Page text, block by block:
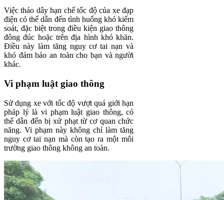
Việc tháo dây hạn chế tốc độ của xe đạp
điện có thể dẫn đến tình huống khó kiểm
soát, đặc biệt trong điều kiện giao thông
đông đúc hoặc trên địa hình khó khăn.
Điều này làm tăng nguy cơ tai nạn và
khó đảm bảo an toàn cho bạn và người
khác.
Vi phạm luật giao thông
Sử dụng xe với tốc độ vượt quá giới hạn
pháp lý là vi phạm luật giao thông, có
thể dẫn đến bị xử phạt từ cơ quan chức
năng. Vi phạm này không chỉ làm tăng
nguy cơ tai nạn mà còn tạo ra một môi
trường giao thông không an toàn.